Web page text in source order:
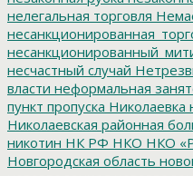
нелегальная торговля
несчастный случай
власти неформальная
пункт пропуска Николаевка
Николаевская районная
никотин НК РФ НКО НКО
Новгородская область